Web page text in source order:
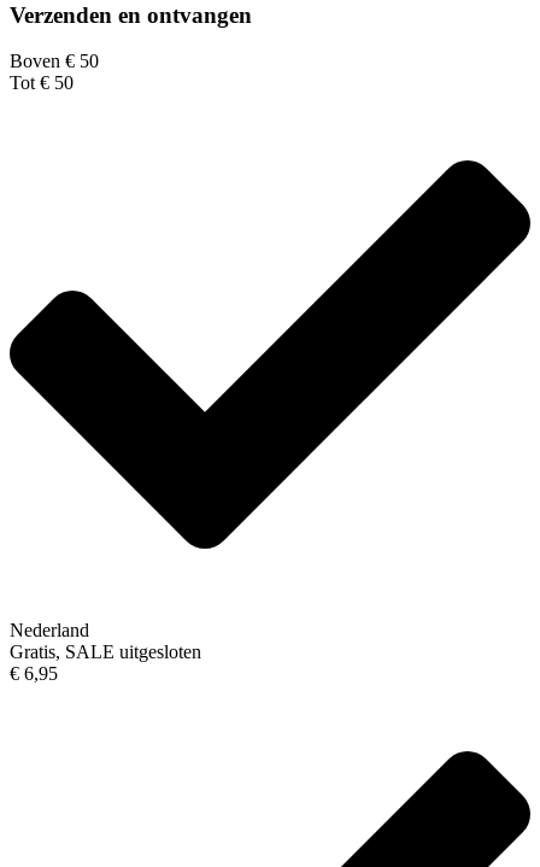
Verzenden en ontvangen
Boven € 50
Tot € 50
Nederland
Gratis, SALE uitgesloten
€ 6,95